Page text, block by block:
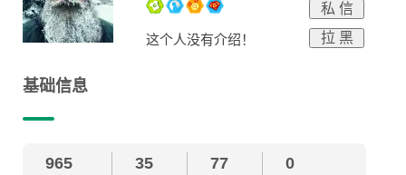
这个人没有介绍！
私 信
拉 黑
基础信息
965 35 77 0